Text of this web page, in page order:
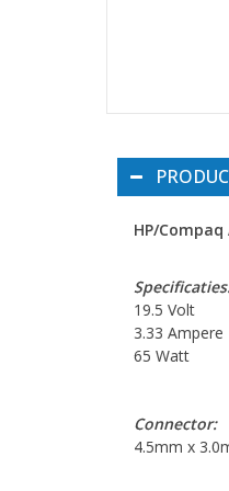
HP/Compaq
19.5 Volt
3.33 Ampere
65 Watt
Connector:
4.5mm x